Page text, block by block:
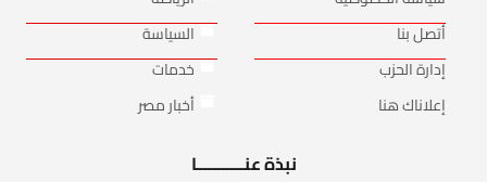
أتصل بنا
إدارة الحزب
إعلاناك هنا
السياسة
خدمات
أخبار مصر
نبذة عنـــــــــــا